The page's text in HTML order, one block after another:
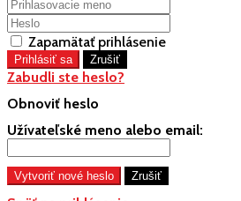
Zapamätať prihlásenie
Zabudli ste heslo?
Obnoviť heslo
Užívateľské meno alebo email: